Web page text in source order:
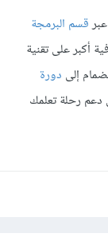
قسم البرمجة
أكبر على تقنية
دورة
دعم رحلة تعلمك